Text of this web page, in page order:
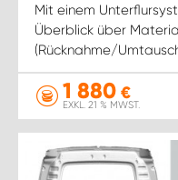
Mit einem
Überblick über
(Rücknahme/
1 880 €
EXKL. 21 % MWST.